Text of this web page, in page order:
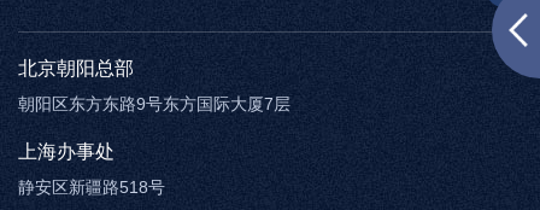
AR太极
智慧博物馆 智能步道
北京朝阳总部
朝阳区东方东路9号东方国际大厦7层
上海办事处
静安区新疆路518号